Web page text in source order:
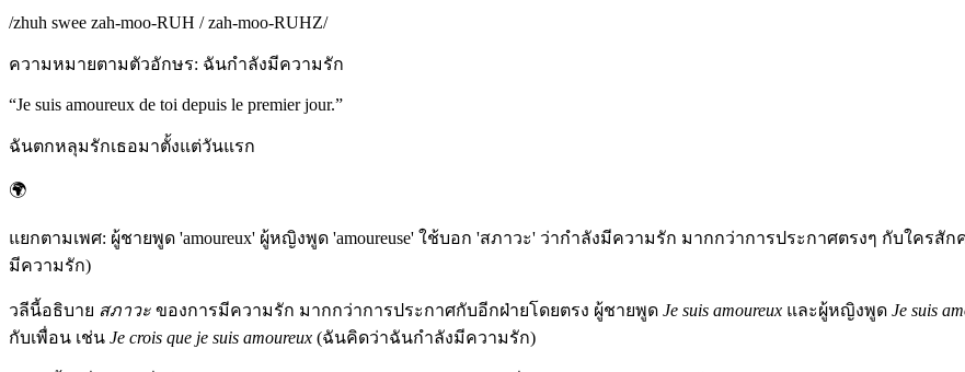
/zhuh swee zah-moo-RUH / zah-moo-RUHZ/
ความหมายตามตัวอักษร: ฉันกำลังมีความรัก
“Je suis amoureux de toi depuis le premier jour.”
ฉันตกหลุมรักเธอมาตั้งแต่วันแรก
🌍
แยกตามเพศ: ผู้ชายพูด 'amoureux' ผู้หญิงพูด 'amoureuse' ใช้บอก 'สภาวะ' ว่ากำลังมีความรัก มากกว่าการประกาศตรงๆ กับใครสักค
มีความรัก)
วลีนี้อธิบาย สภาวะ ของการมีความรัก มากกว่าการประกาศกับอีกฝ่ายโดยตรง ผู้ชายพูด Je suis amoureux และผู้หญิงพูด Je suis
กับเพื่อน เช่น Je crois que je suis amoureux (ฉันคิดว่าฉันกำลังมีความรัก)